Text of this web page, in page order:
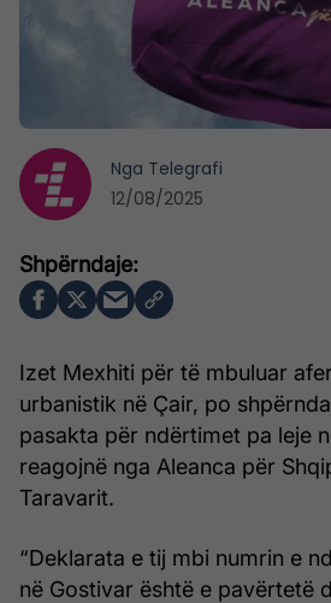
Izet Mexhiti për të mbuluar
urbanistik në Çair, po
pasakta për ndërtimet pa leje
reagojnë nga Aleanca për
Taravarit.
“Deklarata e tij mbi numrin e
në Gostivar është e pavërtetë
Nga Telegrafi
12/08/2025